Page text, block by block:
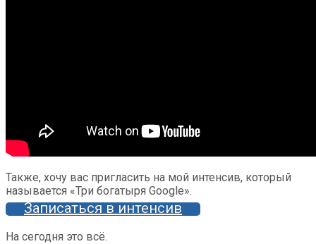
Также, хочу вас пригласить на мой интенсив, который
называется «Три богатыря Google».
Записаться в интенсив
На сегодня это всё.